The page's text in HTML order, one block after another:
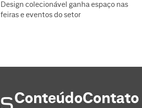
Design colecionável ganha espaço nas
feiras e eventos do setor
ConteúdoContato